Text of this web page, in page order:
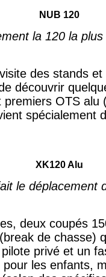
NUB 120
la 120 la
des stands
découvrir
OTS alu
spécialement
XK120 Alu
le déplacement
deux coupés
de chasse)
privé et un
les enfants,